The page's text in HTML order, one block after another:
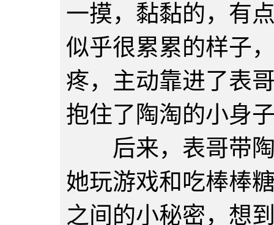
一摸，黏黏的，有
似乎很累累的样子
疼，主动靠进了表
抱住了陶淘的小身
后来，表哥带陶
她玩游戏和吃棒棒
之间的小秘密，想